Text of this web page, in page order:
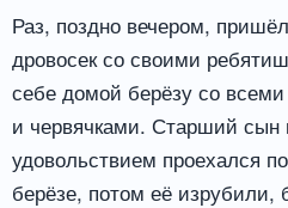
Раз, поздно вечером,
дровосек со своими
себе домой берёзу со
и червячками. Старший сын
удовольствием проехался
берёзе, потом её изрубили,